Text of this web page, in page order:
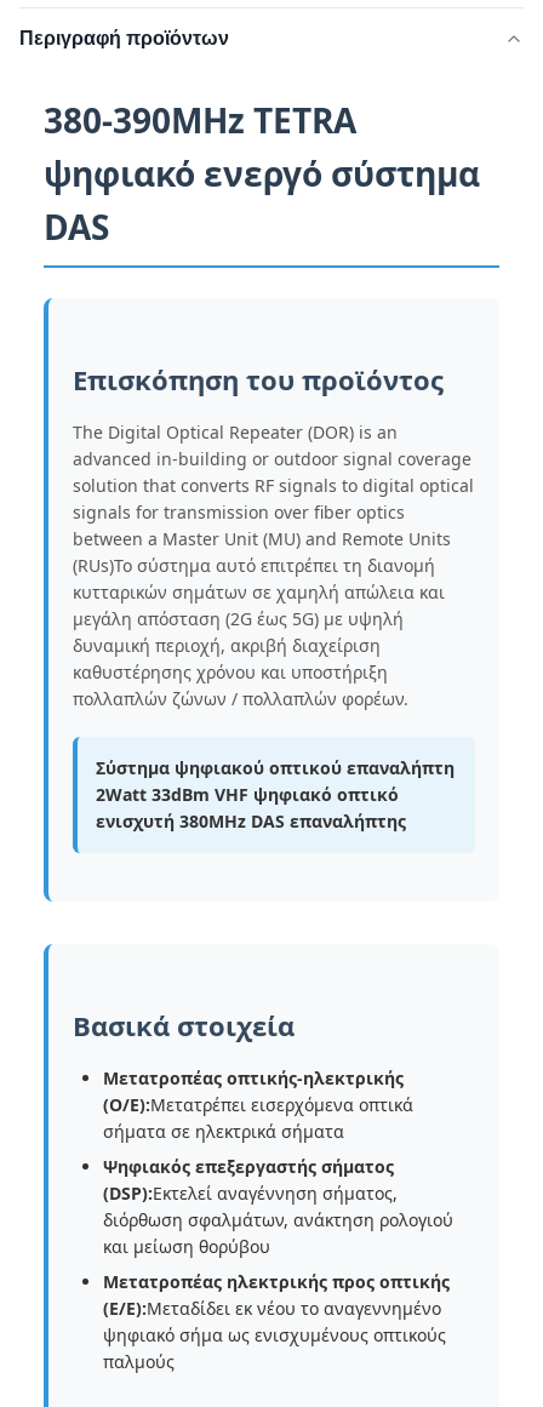
Περιγραφή προϊόντων
380-390MHz TETRA
ψηφιακό ενεργό σύστημα
DAS
Επισκόπηση του προϊόντος
The Digital Optical Repeater (DOR) is an
advanced in-building or outdoor signal coverage
solution that converts RF signals to digital optical
signals for transmission over fiber optics
between a Master Unit (MU) and Remote Units
(RUs)Το σύστημα αυτό επιτρέπει τη διανομή
κυτταρικών σημάτων σε χαμηλή απώλεια και
μεγάλη απόσταση (2G έως 5G) με υψηλή
δυναμική περιοχή, ακριβή διαχείριση
καθυστέρησης χρόνου και υποστήριξη
πολλαπλών ζώνων / πολλαπλών φορέων.
Σύστημα ψηφιακού οπτικού επαναλήπτη
2Watt 33dBm VHF ψηφιακό οπτικό
ενισχυτή 380MHz DAS επαναλήπτης
Βασικά στοιχεία
Μετατροπέας οπτικής-ηλεκτρικής
(O/E):Μετατρέπει εισερχόμενα οπτικά
σήματα σε ηλεκτρικά σήματα
Ψηφιακός επεξεργαστής σήματος
(DSP):Εκτελεί αναγέννηση σήματος,
διόρθωση σφαλμάτων, ανάκτηση ρολογιού
και μείωση θορύβου
Μετατροπέας ηλεκτρικής προς οπτικής
(Ε/Ε):Μεταδίδει εκ νέου το αναγεννημένο
ψηφιακό σήμα ως ενισχυμένους οπτικούς
παλμούς